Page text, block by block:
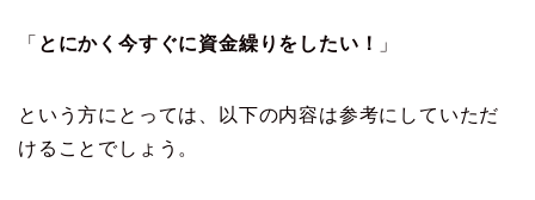
「 とにかく今すぐに資金繰りをしたい！ 」
という方にとっては、以下の内容は参考にしていただ
けることでしょう。